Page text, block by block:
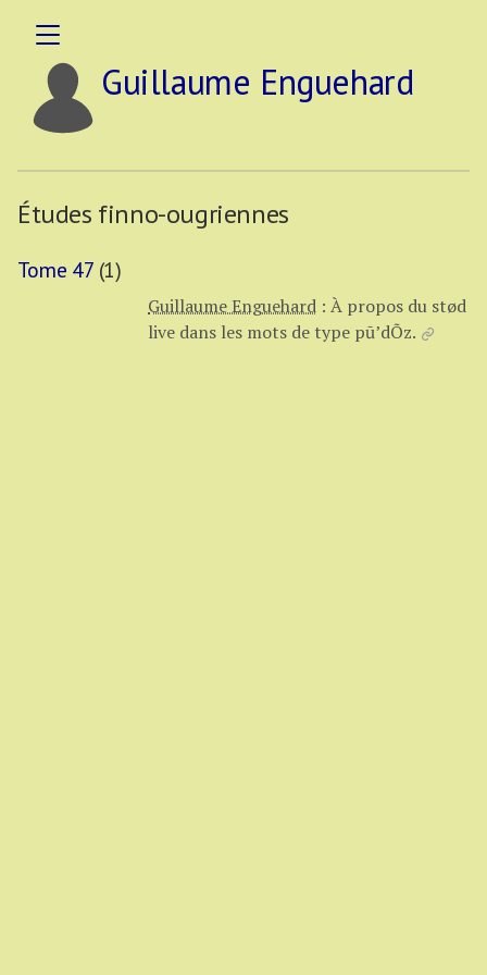
Guillaume Enguehard
Études finno-ougriennes
Tome 47 (1)
Guillaume Enguehard : À propos du stød
live dans les mots de type pū’dÕz.